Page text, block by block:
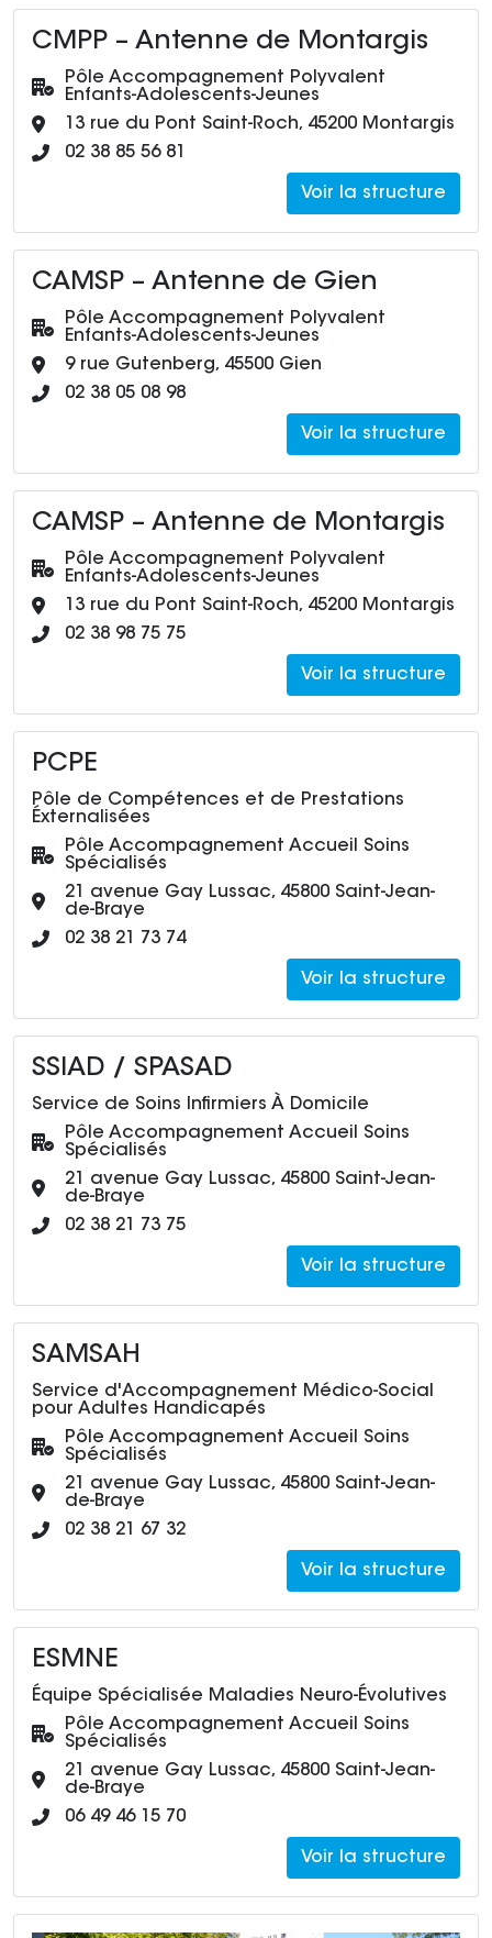
CMPP – Antenne de Montargis
Pôle :
Pôle Accompagnement Polyvalent
Enfants-Adolescents-Jeunes
Adresse :
13 rue du Pont Saint-Roch, 45200 Montargis
Numéro de téléphone :
02 38 85 56 81
Voir la structure
CAMSP – Antenne de Gien
Pôle :
Pôle Accompagnement Polyvalent
Enfants-Adolescents-Jeunes
Adresse :
9 rue Gutenberg, 45500 Gien
Numéro de téléphone :
02 38 05 08 98
Voir la structure
CAMSP – Antenne de Montargis
Pôle :
Pôle Accompagnement Polyvalent
Enfants-Adolescents-Jeunes
Adresse :
13 rue du Pont Saint-Roch, 45200 Montargis
Numéro de téléphone :
02 38 98 75 75
Voir la structure
PCPE
Pôle de Compétences et de Prestations
Éxternalisées
Pôle :
Pôle Accompagnement Accueil Soins
Spécialisés
Adresse :
21 avenue Gay Lussac, 45800 Saint-Jean-
de-Braye
Numéro de téléphone :
02 38 21 73 74
Voir la structure
SSIAD / SPASAD
Service de Soins Infirmiers À Domicile
Pôle :
Pôle Accompagnement Accueil Soins
Spécialisés
Adresse :
21 avenue Gay Lussac, 45800 Saint-Jean-
de-Braye
Numéro de téléphone :
02 38 21 73 75
Voir la structure
SAMSAH
Service d'Accompagnement Médico-Social
pour Adultes Handicapés
Pôle :
Pôle Accompagnement Accueil Soins
Spécialisés
Adresse :
21 avenue Gay Lussac, 45800 Saint-Jean-
de-Braye
Numéro de téléphone :
02 38 21 67 32
Voir la structure
ESMNE
Équipe Spécialisée Maladies Neuro-Évolutives
Pôle :
Pôle Accompagnement Accueil Soins
Spécialisés
Adresse :
21 avenue Gay Lussac, 45800 Saint-Jean-
de-Braye
Numéro de téléphone :
06 49 46 15 70
Voir la structure